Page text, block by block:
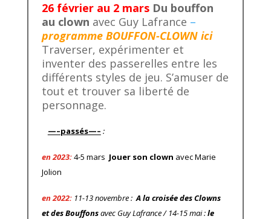
26 février au 2 marsDu bouffon
au clown avec Guy Lafrance –
programme BOUFFON-CLOWN ici
Traverser, expérimenter et
inventer des passerelles entre les
différents styles de jeu. S’amuser de
tout et trouver sa liberté de
personnage.
—–passés—– :
en 2023:4-5 mars Jouer son clown avec Marie
Jolion
en 2022: 11-13 novembre : A la croisée des Clowns
et des Bouffonsavec Guy Lafrance / 14-15 mai :le